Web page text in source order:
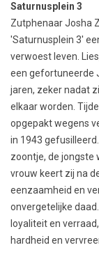
Saturnusplein 3
Zutphenaar Josha
'Saturnusplein 3'
verwoest leven.
een gefortuneerde
jaren, zeker nadat
elkaar worden.
opgepakt wegens
in 1943
zoontje, de jongste
vrouw keert zij na
eenzaamheid en
onvergetelijke
loyaliteit en
hardheid en